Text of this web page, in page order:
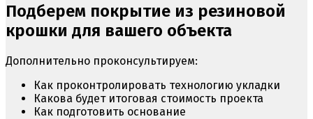
Подберем покрытие из резиновой
крошки для вашего объекта
Дополнительно проконсультируем:
Как проконтролировать технологию укладки
Какова будет итоговая стоимость проекта
Как подготовить основание